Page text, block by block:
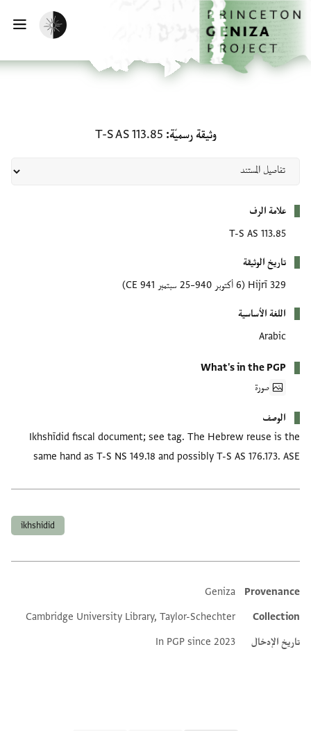
إلى المحتوى الرئيسي
الرئيسية
تفعيل الوضع المظلم
وثيقة رسميّة T-S AS 113.85
علامة الرف
T-S AS 113.85
تاريخ الوثيقة
329 Hijrī
(6 أكتوبر 940–25 سبتمبر 941 CE)
اللغة الأساسية
Arabic
What's in the PGP
صورة
الوصف
Ikhshīdid fiscal document; see tag. The Hebrew reuse is the
same hand as T-S NS 149.18 and possibly T-S AS 176.173. ASE
ikhshidid
Additional metadata
Provenance
Geniza
Collection
Cambridge University Library, Taylor-Schechter
تاريخ الإدخال
In PGP since 2023